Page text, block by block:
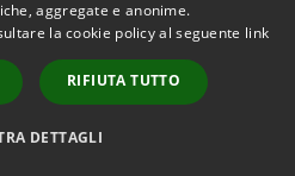
Copyright © 2026 • Comune di
Municipium•
Accesso
redazione
aggregate e anonime.
la cookie policy al seguente link
RIFIUTA TUTTO
DETTAGLI